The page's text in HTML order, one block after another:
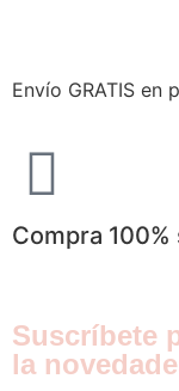
Envío GRATIS en
Compra 100%
Suscríbete
la